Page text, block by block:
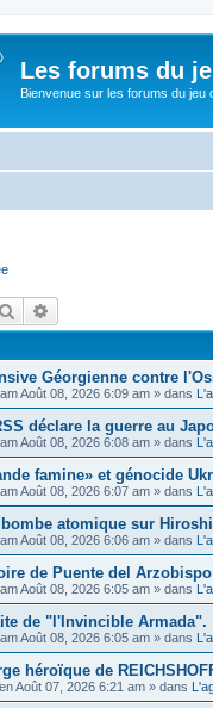
Les forums du
Bienvenue sur les forums du jeu
Rechercher
Géorgienne contre
Août 08, 2026 6:09 am » dans
déclare la guerre au
Août 08, 2026 6:08 am » dans
famine» et génocide
Août 08, 2026 6:07 am » dans
bombe atomique sur
Août 08, 2026 6:06 am » dans
de Puente del
Août 08, 2026 6:05 am » dans
de "l'Invincible Armada".
Août 08, 2026 6:05 am » dans
héroïque de
Août 07, 2026 6:21 am » dans